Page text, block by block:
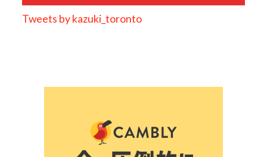
Tweets by kazuki_toronto